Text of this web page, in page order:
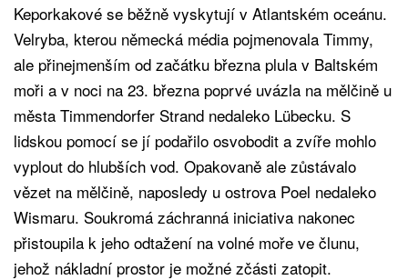
Keporkakové se běžně vyskytují v Atlantském oceánu.
Velryba, kterou německá média pojmenovala Timmy,
ale přinejmenším od začátku března plula v Baltském
moři a v noci na 23. března poprvé uvázla na mělčině u
města Timmendorfer Strand nedaleko Lübecku. S
lidskou pomocí se jí podařilo osvobodit a zvíře mohlo
vyplout do hlubších vod. Opakovaně ale zůstávalo
vězet na mělčině, naposledy u ostrova Poel nedaleko
Wismaru. Soukromá záchranná iniciativa nakonec
přistoupila k jeho odtažení na volné moře ve člunu,
jehož nákladní prostor je možné zčásti zatopit.